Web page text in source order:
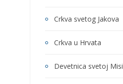
Crkva svetog Jakova
Crkva u Hrvata
Devetnica svetoj Misi